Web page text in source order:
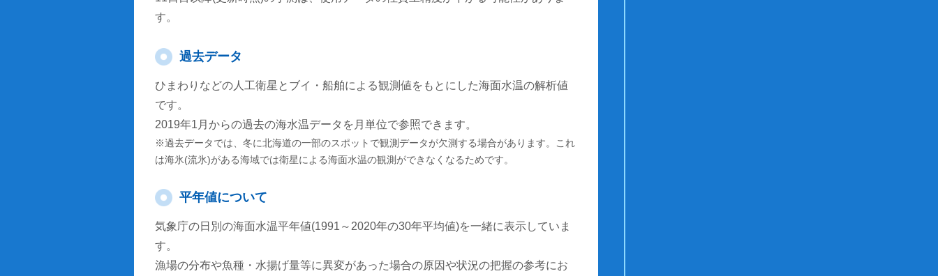
す。
過去データ
ひまわりなどの人工衛星とブイ・船舶による観測値をもとにした海面水温の解析値
です。
2019年1月からの過去の海水温データを月単位で参照できます。
※過去データでは、冬に北海道の一部のスポットで観測データが欠測する場合があります。これ
は海氷(流氷)がある海域では衛星による海面水温の観測ができなくなるためです。
平年値について
気象庁の日別の海面水温平年値(1991～2020年の30年平均値)を一緒に表示していま
す。
漁場の分布や魚種・水揚げ量等に異変があった場合の原因や状況の把握の参考にお